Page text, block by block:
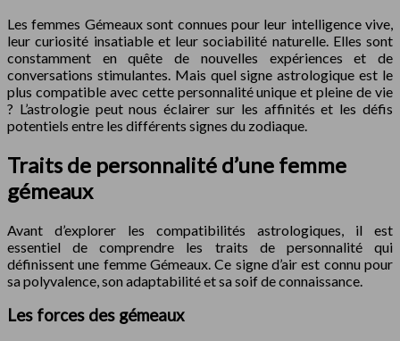
Les femmes Gémeaux sont connues pour leur intelligence vive,
leur curiosité insatiable et leur sociabilité naturelle. Elles sont
constamment en quête de nouvelles expériences et de
conversations stimulantes. Mais quel signe astrologique est le
plus compatible avec cette personnalité unique et pleine de vie
? L’astrologie peut nous éclairer sur les affinités et les défis
potentiels entre les différents signes du zodiaque.
Traits de personnalité d’une femme
gémeaux
Avant d’explorer les compatibilités astrologiques, il est
essentiel de comprendre les traits de personnalité qui
définissent une femme Gémeaux. Ce signe d’air est connu pour
sa polyvalence, son adaptabilité et sa soif de connaissance.
Les forces des gémeaux